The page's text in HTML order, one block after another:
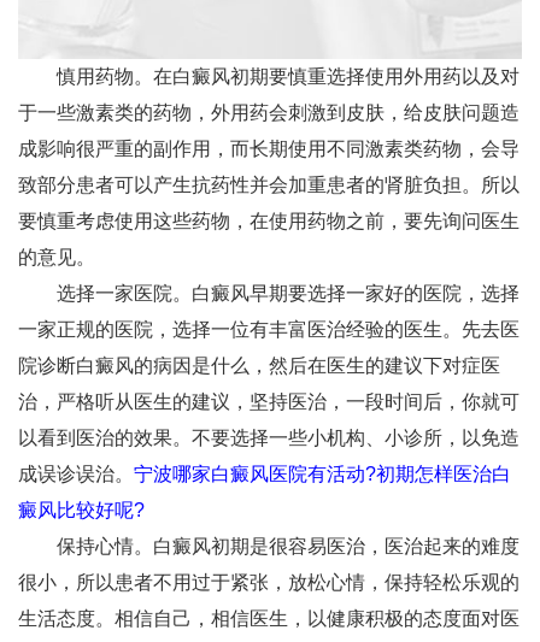
慎用药物。在白癜风初期要慎重选择使用外用药以及对
于一些激素类的药物，外用药会刺激到皮肤，给皮肤问题造
成影响很严重的副作用，而长期使用不同激素类药物，会导
致部分患者可以产生抗药性并会加重患者的肾脏负担。所以
要慎重考虑使用这些药物，在使用药物之前，要先询问医生
的意见。
选择一家医院。白癜风早期要选择一家好的医院，选择
一家正规的医院，选择一位有丰富医治经验的医生。先去医
院诊断白癜风的病因是什么，然后在医生的建议下对症医
治，严格听从医生的建议，坚持医治，一段时间后，你就可
以看到医治的效果。不要选择一些小机构、小诊所，以免造
成误诊误治。 宁波哪家白癜风医院有活动?初期怎样医治白
癜风比较好呢?
保持心情。白癜风初期是很容易医治，医治起来的难度
很小，所以患者不用过于紧张，放松心情，保持轻松乐观的
生活态度。相信自己，相信医生，以健康积极的态度面对医